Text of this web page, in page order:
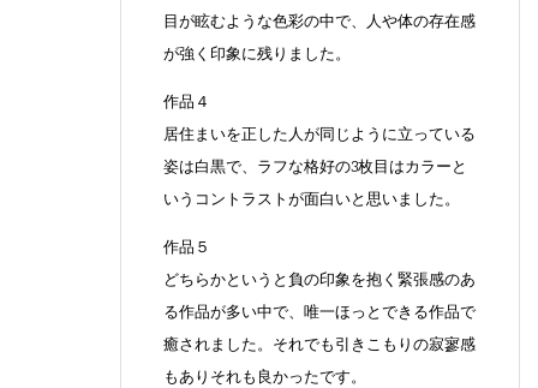
目が眩むような色彩の中で、人や体の存在感
が強く印象に残りました。
作品４
居住まいを正した人が同じように立っている
姿は白黒で、ラフな格好の3枚目はカラーと
いうコントラストが面白いと思いました。
作品５
どちらかというと負の印象を抱く緊張感のあ
る作品が多い中で、唯一ほっとできる作品で
癒されました。それでも引きこもりの寂寥感
もありそれも良かったです。